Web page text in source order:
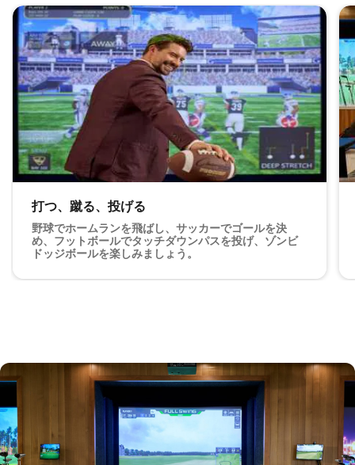
究極のエンターテインメント体験のカルーセルをスキップ 2カ
ードで。
打つ、蹴る、投げる
野球でホームランを飛ばし、サッカーでゴールを決
め、フットボールでタッチダウンパスを投げ、ゾンビ
ドッジボールを楽しみましょう。